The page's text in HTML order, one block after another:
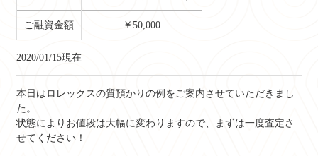
ご融資金額 ￥50,000
2020/01/15現在
本日はロレックスの質預かりの例をご案内させていただきまし
た。
状態によりお値段は大幅に変わりますので、まずは一度査定さ
せてください！